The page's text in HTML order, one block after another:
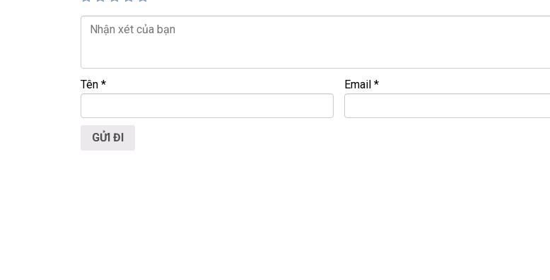
📍Địa chỉ:60/26 Đồng Đen, P. Tân Bình, TP.HCM
Tất cảsản phẩm tại Laptop Triều Phát đều được kiểm tra và cam kết chính hãng 100%
Tên * Email *